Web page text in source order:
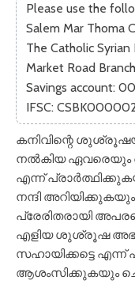
Please use the
Salem Mar Thoma
The Catholic Syrian
Market Road
Savings account:
IFSC:
കനിവിന്റെ
നൽകിയ ഏവരെയും
എന്ന്
നന്ദി
പ്രേരിതരായി
എളിയ ശുശ്രൂഷ
സഹായിക്കട്ടെ എന്ന്
ആശംസിക്കുകയും